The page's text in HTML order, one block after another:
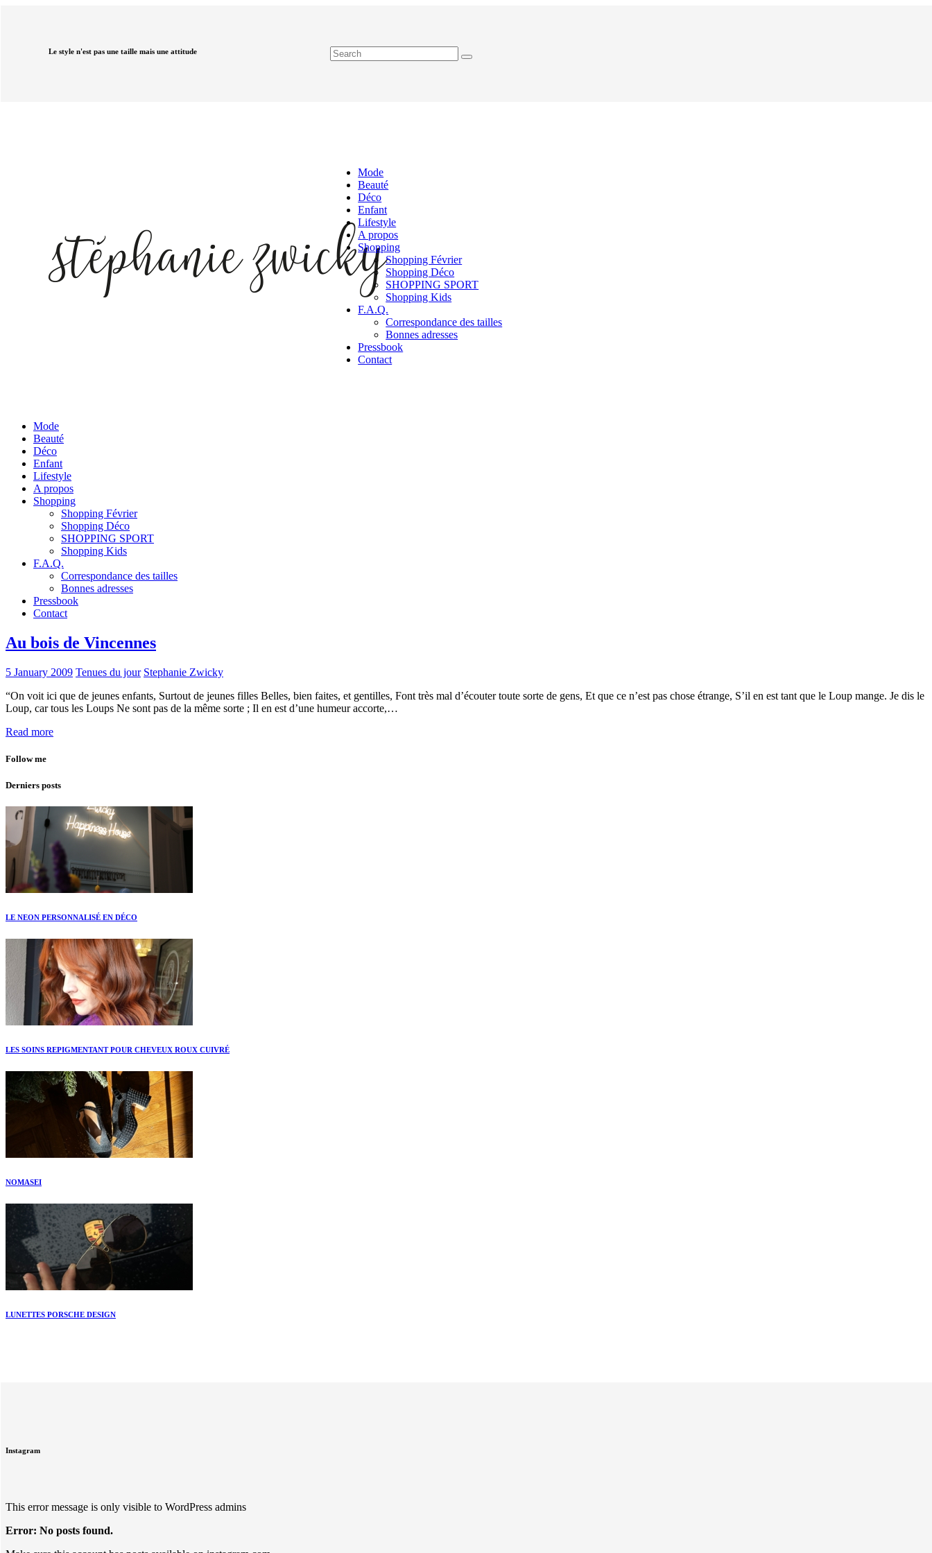
Le style n'est pas une taille mais une attitude
Mode
Beauté
Déco
Enfant
Lifestyle
A propos
Shopping
Shopping Février
Shopping Déco
SHOPPING SPORT
Shopping Kids
F.A.Q.
Correspondance des tailles
Bonnes adresses
Pressbook
Contact
Mode
Beauté
Déco
Enfant
Lifestyle
A propos
Shopping
Shopping Février
Shopping Déco
SHOPPING SPORT
Shopping Kids
F.A.Q.
Correspondance des tailles
Bonnes adresses
Pressbook
Contact
Au bois de Vincennes
5 January 2009 Tenues du jour Stephanie Zwicky
“On voit ici que de jeunes enfants, Surtout de jeunes filles Belles, bien faites, et gentilles, Font très mal d’écouter toute sorte de gens, Et que ce n’est pas chose étrange, S’il en est tant que le Loup mange. Je dis le
Loup, car tous les Loups Ne sont pas de la même sorte ; Il en est d’une humeur accorte,…
Read more
Follow me
Derniers posts
LE NEON PERSONNALISÉ EN DÉCO
LES SOINS REPIGMENTANT POUR CHEVEUX ROUX CUIVRÉ
NOMASEI
LUNETTES PORSCHE DESIGN
Instagram
This error message is only visible to WordPress admins
Error: No posts found.